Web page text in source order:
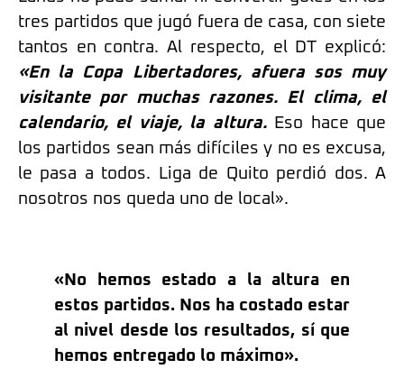
tres partidos que jugó fuera de casa, con siete
tantos en contra. Al respecto, el DT explicó:
«En la Copa Libertadores, afuera sos muy
visitante por muchas razones. El clima, el
calendario, el viaje, la altura.Eso hace que
los partidos sean más difíciles y no es excusa,
le pasa a todos. Liga de Quito perdió dos. A
nosotros nos queda uno de local».
«No hemos estado a la altura en
estos partidos. Nos ha costado estar
al nivel desde los resultados, sí que
hemos entregado lo máximo».